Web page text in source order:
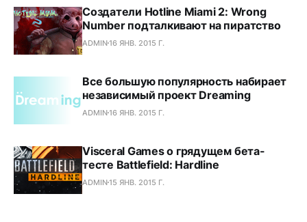
Создатели Hotline Miami 2: Wrong
Number подталкивают на пиратство
ADMIN16 ЯНВ. 2015 Г.
Все большую популярность набирает
независимый проект Dreaming
ADMIN16 ЯНВ. 2015 Г.
Visceral Games о грядущем бета-
тесте Battlefield: Hardline
ADMIN15 ЯНВ. 2015 Г.